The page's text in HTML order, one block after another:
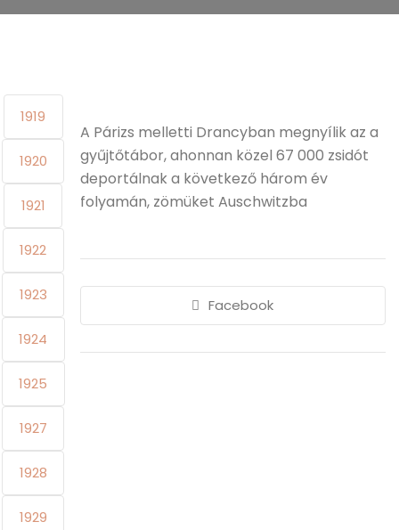
1919
1920
1921
1922
1923
1924
1925
1927
1928
1929
A Párizs melletti Drancyban megnyílik az a
gyűjtőtábor, ahonnan közel 67 000 zsidót
deportálnak a következő három év
folyamán, zömüket Auschwitzba
Facebook